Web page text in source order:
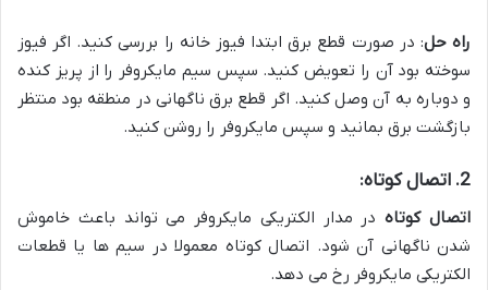
راه حل: در صورت قطع برق ابتدا فیوز خانه را بررسی کنید. اگر فیوز
سوخته بود آن را تعویض کنید. سپس سیم مایکروفر را از پریز کنده
و دوباره به آن وصل کنید. اگر قطع برق ناگهانی در منطقه بود منتظر
بازگشت برق بمانید و سپس مایکروفر را روشن کنید.
2. اتصال کوتاه:
اتصال کوتاهدر مدار الکتریکی مایکروفر می تواند باعث خاموش
شدن ناگهانی آن شود. اتصال کوتاه معمولا در سیم ها یا قطعات
الکتریکی مایکروفر رخ می دهد.